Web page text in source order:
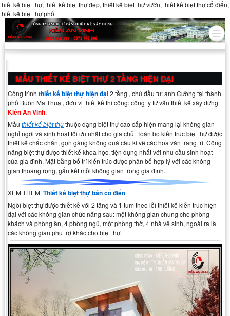
thiết kế biệt thự, thiết kế biệt thự đẹp, thiết kế biệt thự vườn, thiết kế biệt thự cổ điển,
thiết kế biệt thự phố
MẪU THIẾT KẾ BIỆT THỰ 2 TẦNG HIỆN ĐẠI
Công trình thiết kế biệt thự hiện đại2 tầng , chủ đầu tư: anh Cường tại thành
phố Buôn Ma Thuật, đơn vị thiết kế thi công: công ty tư vấn thiết kế xây dựng
Kiến An Vinh.
Mẫu thiết kế biệt thựthuộc dạng biệt thự cao cấp hiện mang lại không gian
nghỉ ngơi và sinh hoạt tối ưu nhất cho gia chủ. Toàn bộ kiến trúc biệt thự được
thiết kế chắc chắn, gọn gàng không quá cầu kì về các hoa văn trang trí. Công
năng biệt thự được thiết kế khoa học, tiện dụng nhất với nhu cầu sinh hoạt
của gia đình. Mặt bằng bố trí kiến trúc được phân bổ hợp lý với các không
gian thoáng rộng, gắn kết mỗi không gian trong gia đình.
XEM THÊM:Thiết kế biệt thự bán cổ điển
Ngôi biệt thự được thiết kế với 2 tầng và 1 tum theo lối thiết kế kiến trúc hiện
đại với các không gian chức năng sau: một không gian chung cho phòng
khách và phòng ăn, 4 phòng ngủ, một phòng thờ, 4 nhà vệ sinh, ngoài ra là
các không gian phụ trợ khác cho biệt thự.